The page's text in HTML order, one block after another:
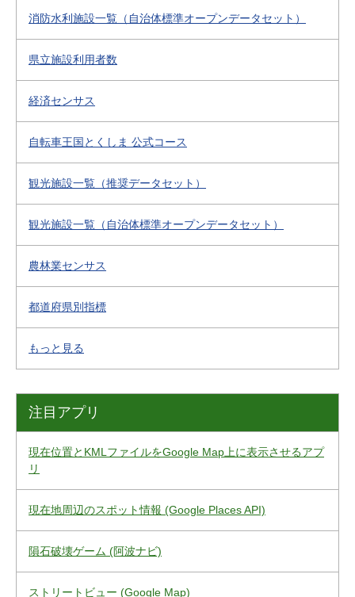
消防水利施設一覧（自治体標準オープンデータセット）
県立施設利用者数
経済センサス
自転車王国とくしま 公式コース
観光施設一覧（推奨データセット）
観光施設一覧（自治体標準オープンデータセット）
農林業センサス
都道府県別指標
もっと見る
注目アプリ
現在位置とKMLファイルをGoogle Map上に表示させるアプ
リ
現在地周辺のスポット情報 (Google Places API)
隕石破壊ゲーム (阿波ナビ)
ストリートビュー (Google Map)